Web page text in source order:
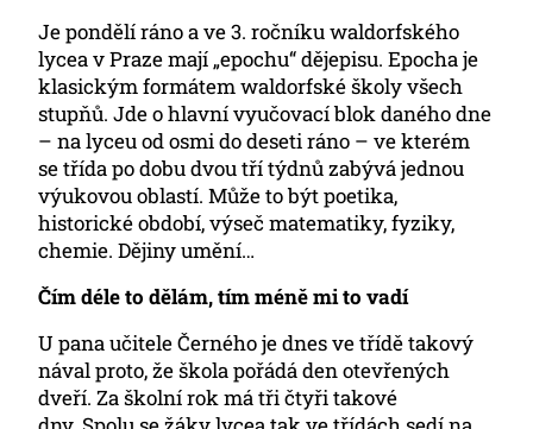
Je pondělí ráno a ve 3. ročníku waldorfského
lycea v Praze mají „epochu“ dějepisu. Epocha je
klasickým formátem waldorfské školy všech
stupňů. Jde o hlavní vyučovací blok daného dne
– na lyceu od osmi do deseti ráno – ve kterém
se třída po dobu dvou tří týdnů zabývá jednou
výukovou oblastí. Může to být poetika,
historické období, výseč matematiky, fyziky,
chemie. Dějiny umění…
Čím déle to dělám, tím méně mi to vadí
U pana učitele Černého je dnes ve třídě takový
nával proto, že škola pořádá den otevřených
dveří. Za školní rok má tři čtyři takové